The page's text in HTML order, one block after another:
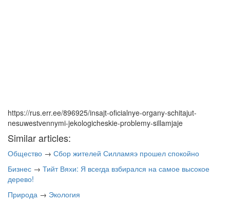
https://rus.err.ee/896925/insajt-oficialnye-organy-schitajut-
nesuwestvennymi-jekologicheskie-problemy-sillamjaje
Similar articles:
Общество → Сбор жителей Силламяэ прошел спокойно
Бизнес → Тийт Вяхи: Я всегда взбирался на самое высокое
дерево!
Природа → Экология